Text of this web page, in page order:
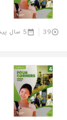
39 5 سال پیش